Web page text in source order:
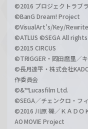
©2016 プロジェクトラブ
©BanG Dream! Project
©VisualArt's/Key/
©ATLUS ©SEGA All
©2015 CIRCUS
©TRIGGER・岡田麿里／
©長月達平・株式会社
作委員会
©&™Lucasfilm Ltd.
©SEGA／チェンクロ・フ
©2016 川原 礫／ＫＡＤＯ
AO MOVIE Project